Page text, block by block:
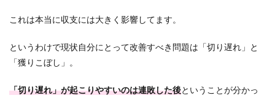
これは本当に収支には大きく影響してます。
というわけで現状自分にとって改善すべき問題は「切り遅れ」と
「獲りこぼし」。
「切り遅れ」が起こりやすいのは連敗した後ということが分かっ